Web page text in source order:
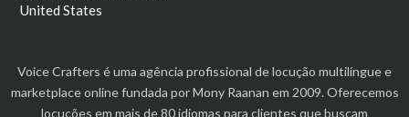
United States
Voice Crafters é uma agência profissional de locução multilíngue e
marketplace online fundada por Mony Raanan em 2009. Oferecemos
locuções em mais de 80 idiomas para clientes que buscam